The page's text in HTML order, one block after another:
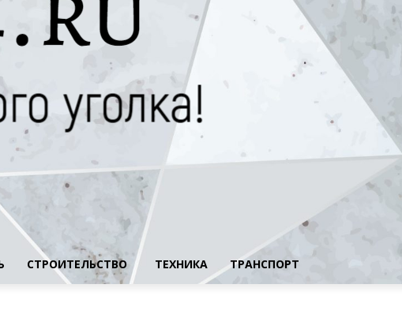
СТРОИТЕЛЬСТВО ТЕХНИКА ТРАНСПОРТ